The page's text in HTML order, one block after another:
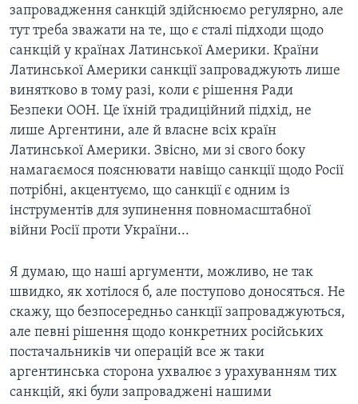
запровадження санкцій здійснюємо регулярно, але
тут треба зважати на те, що є сталі підходи щодо
санкцій у країнах Латинської Америки. Країни
Латинської Америки санкції запроваджують лише
винятково в тому разі, коли є рішення Ради
Безпеки ООН. Це їхній традиційний підхід, не
лише Аргентини, але й власне всіх країн
Латинської Америки. Звісно, ми зі свого боку
намагаємося пояснювати навіщо санкції щодо Росії
потрібні, акцентуємо, що санкції є одним із
інструментів для зупинення повномасштабної
війни Росії проти України...
Я думаю, що наші аргументи, можливо, не так
швидко, як хотілося б, але поступово доносяться. Не
скажу, що безпосередньо санкції запроваджуються,
але певні рішення щодо конкретних російських
постачальників чи операцій все ж таки
аргентинська сторона ухвалює з урахуванням тих
санкцій, які були запроваджені нашими